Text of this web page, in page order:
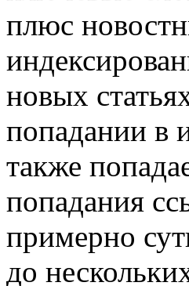
плюс
новых
попадании в
также
попадания
примерно
до